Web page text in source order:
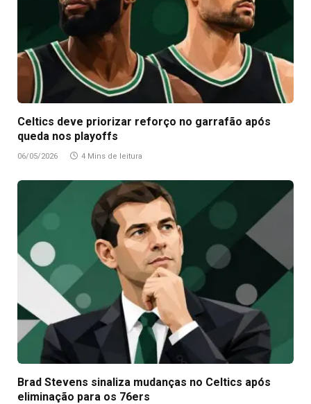
Celtics deve priorizar reforço no garrafão após
queda nos playoffs
06/05/2026 4 Mins de leitura
Brad Stevens sinaliza mudanças no Celtics após
eliminação para os 76ers